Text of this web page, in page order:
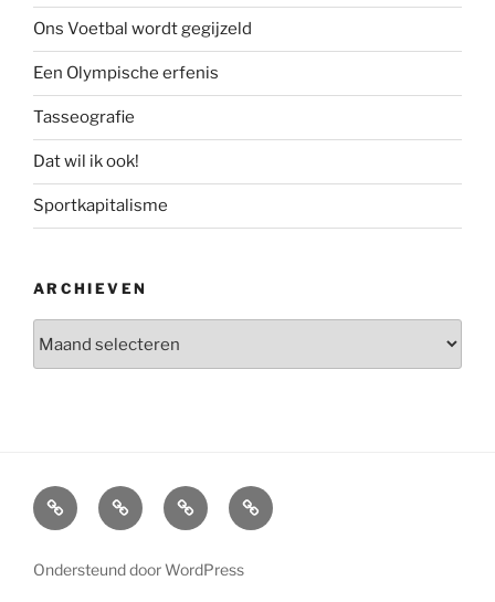
Ons Voetbal wordt gegijzeld
Een Olympische erfenis
Tasseografie
Dat wil ik ook!
Sportkapitalisme
ARCHIEVEN
Home InterviewBoeken Over
Marcel
Ondersteund door WordPress